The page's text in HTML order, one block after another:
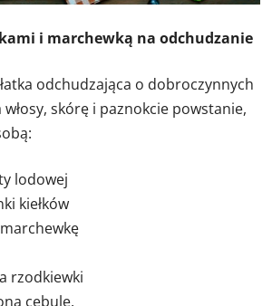
i marchewką na odchudzanie
odchudzająca o dobroczynnych
włosy, skórę i paznokcie powstanie,
lodowej
kiełków
rzodkiewki
cebulę.